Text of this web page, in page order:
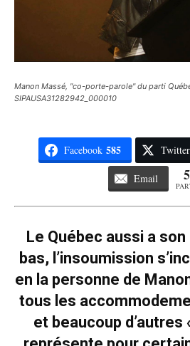
Manon Massé, "co-porte-parole" du parti
SIPAUSA31282942_000010
Facebook 585 Twitter
Email
Le Québec aussi a
bas, l’insoumission
en la personne de
tous les
et beaucoup d’autres